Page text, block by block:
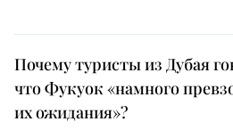
Почему туристы из Дубая
что Фукуок «намного
их ожидания»?